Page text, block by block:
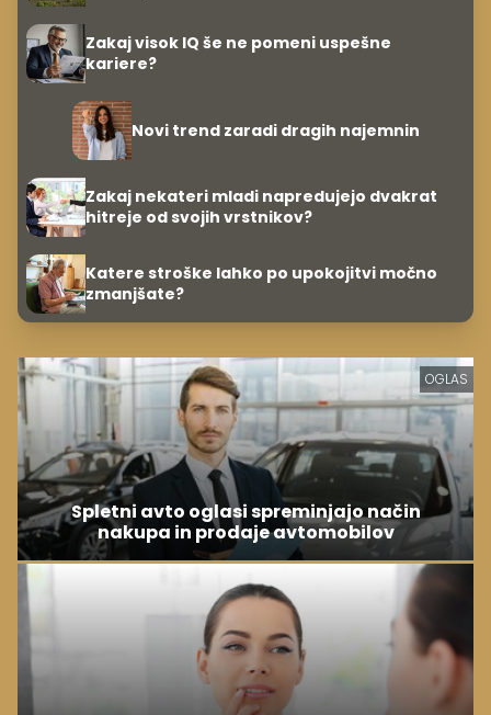
Zakaj visok IQ še ne pomeni uspešne
kariere?
Novi trend zaradi dragih najemnin
Zakaj nekateri mladi napredujejo dvakrat
hitreje od svojih vrstnikov?
Katere stroške lahko po upokojitvi močno
zmanjšate?
OGLAS
Spletni avto oglasi spreminjajo način
nakupa in prodaje avtomobilov